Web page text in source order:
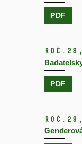
PDF
Roč.28,
PDF
Roč.29,